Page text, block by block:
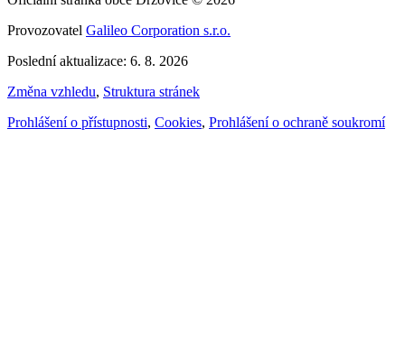
Provozovatel Galileo Corporation s.r.o.
Poslední aktualizace: 6. 8. 2026
Změna vzhledu, Struktura stránek
Prohlášení o přístupnosti, Cookies, Prohlášení o ochraně soukromí